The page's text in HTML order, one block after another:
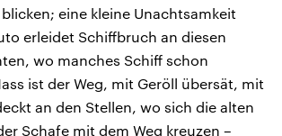
eine kleine Unachtsamkeit
erleidet Schiffbruch an diesen
wo manches Schiff schon
ist der Weg, mit Geröll übersät, mit
an den Stellen, wo sich die alten
Schafe mit dem Weg kreuzen –